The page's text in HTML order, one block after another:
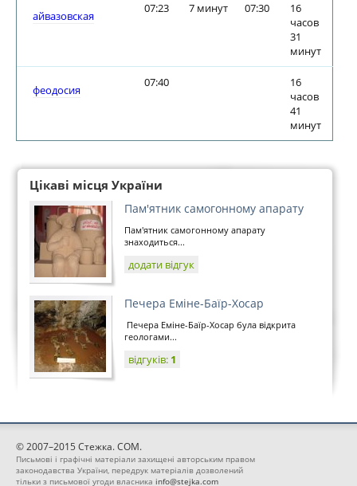
айвазовская
07:23 7 минут 07:30
16
часов
31
минут
феодосия
07:40
16
часов
41
минут
Цікаві місця України
Пам'ятник самогонному апарату
Пам'ятник самогонному апарату
знаходиться...
додати відгук
Печера Еміне-Баїр-Хосар
Печера Еміне-Баїр-Хосар була відкрита
геологами...
відгуків: 1
© 2007–2015 Стежка. COM.
Письмові і графічні матеріали захищені авторським правом
законодавства України, передрук матеріалів дозволений
тільки з письмової угоди власника info@stejka.com